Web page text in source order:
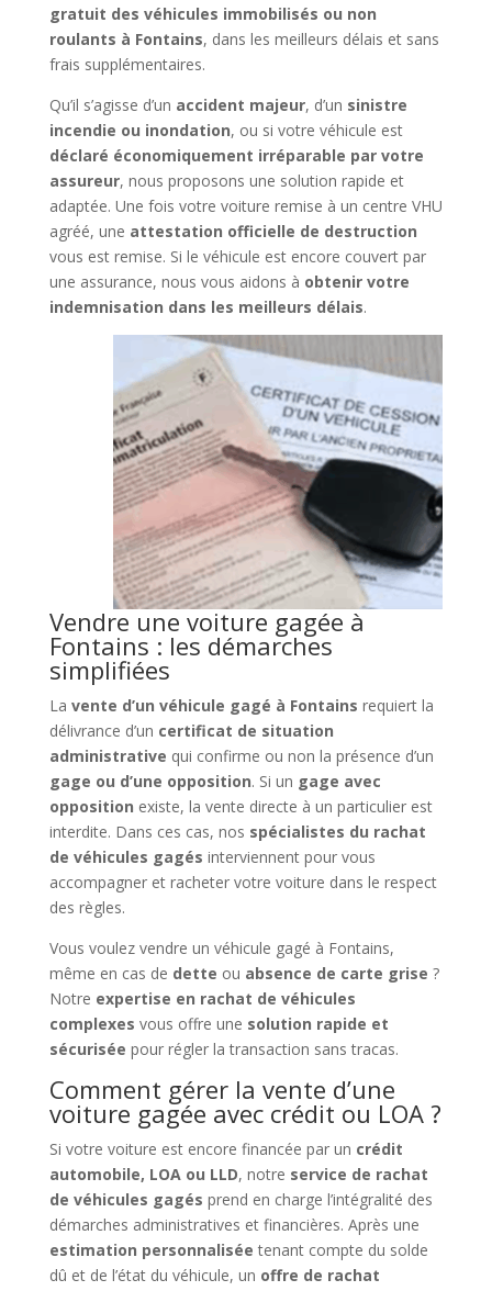
gratuit des véhicules immobilisés ou non
roulants à Fontains, dans les meilleurs délais et sans
frais supplémentaires.
Qu’il s’agisse d’un accident majeur, d’un sinistre
incendie ou inondation, ou si votre véhicule est
déclaré économiquement irréparable par votre
assureur, nous proposons une solution rapide et
adaptée. Une fois votre voiture remise à un centre VHU
agréé, une attestation officielle de destruction
vous est remise. Si le véhicule est encore couvert par
une assurance, nous vous aidons à obtenir votre
indemnisation dans les meilleurs délais.
Vendre une voiture gagée à
Fontains : les démarches
simplifiées
La vente d’un véhicule gagé à Fontains requiert la
délivrance d’un certificat de situation
administrative qui confirme ou non la présence d’un
gage ou d’une opposition. Si un gage avec
opposition existe, la vente directe à un particulier est
interdite. Dans ces cas, nos spécialistes du rachat
de véhicules gagés interviennent pour vous
accompagner et racheter votre voiture dans le respect
des règles.
Vous voulez vendre un véhicule gagé à Fontains,
même en cas de dette ou absence de carte grise ?
Notre expertise en rachat de véhicules
complexes vous offre une solution rapide et
sécurisée pour régler la transaction sans tracas.
Comment gérer la vente d’une
voiture gagée avec crédit ou LOA ?
Si votre voiture est encore financée par un crédit
automobile, LOA ou LLD, notre service de rachat
de véhicules gagés prend en charge l’intégralité des
démarches administratives et financières. Après une
estimation personnalisée tenant compte du solde
dû et de l’état du véhicule, un offre de rachat